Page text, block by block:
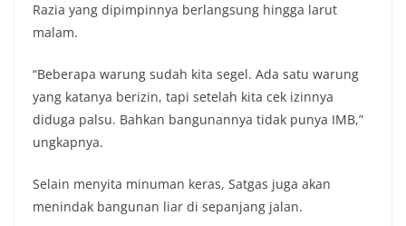
Razia yang dipimpinnya berlangsung hingga larut
malam.
“Beberapa warung sudah kita segel. Ada satu warung
yang katanya berizin, tapi setelah kita cek izinnya
diduga palsu. Bahkan bangunannya tidak punya IMB,”
ungkapnya.
Selain menyita minuman keras, Satgas juga akan
menindak bangunan liar di sepanjang jalan.